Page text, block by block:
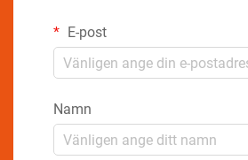
E-post
Namn